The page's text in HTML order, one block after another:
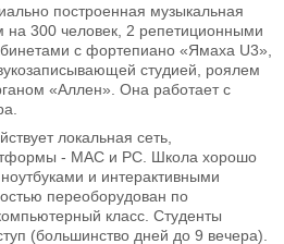
построенная музыкальная
на 300 человек, 2 репетиционными
с фортепиано «Ямаха U3»,
студией, роялем
«Аллен». Она работает с
локальная сеть,
- MAC и PC. Школа хорошо
и интерактивными
переоборудован по
класс. Студенты
(большинство дней до 9 вечера).